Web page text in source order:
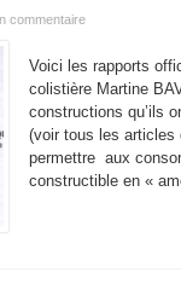
commentaire
Voici les rapports
colistière Martine
constructions qu’ils
(voir tous les articles
permettre aux
constructible en «